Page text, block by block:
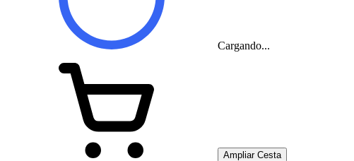
Cargando...
Ampliar Cesta